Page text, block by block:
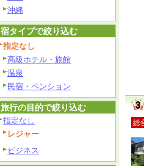
総
沖縄
宿タイプで絞り込む
指定なし
高級ホテル・旅館
温泉
民宿・ペンション
旅行の目的で絞り込む
指定なし
レジャー
ビジネス